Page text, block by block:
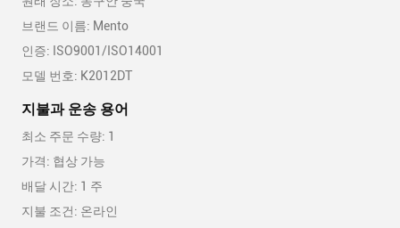
브랜드 이름: Mento
인증: ISO9001/ISO14001
모델 번호: K2012DT
지불과 운송 용어
최소 주문 수량: 1
가격: 협상 가능
배달 시간: 1 주
지불 조건: 온라인